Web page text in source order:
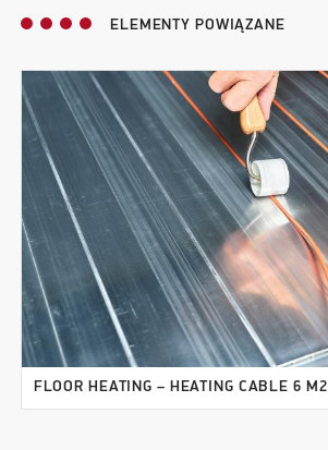
ELEMENTY POWIĄZANE
FLOOR HEATING – HEATING CABLE 6 M2